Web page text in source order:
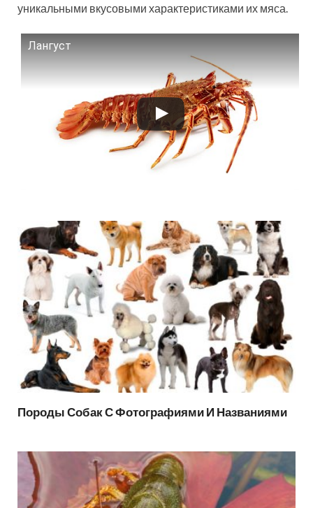
уникальными вкусовыми характеристиками их мяса.
Лангуст
Породы Собак С Фотографиями И Названиями